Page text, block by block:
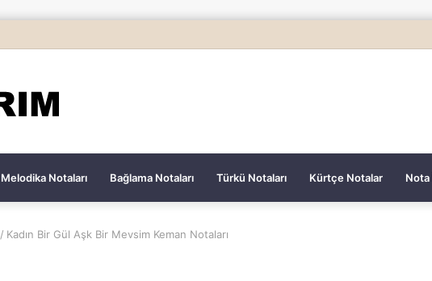
Melodika Notaları Bağlama Notaları Türkü Notaları Kürtçe Notalar
/ Kadın Bir Gül Aşk Bir Mevsim Keman Notaları